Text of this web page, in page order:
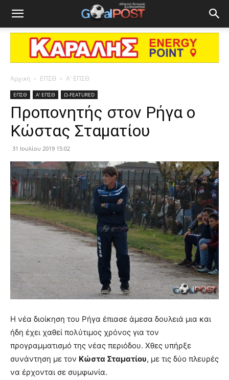
Αρχική ΕΠΣΘ Α' ΕΠΣΘ
ΕΠΣΘ Α' ΕΠΣΘ Ω-FEATURED
Προπονητής στον Ρήγα ο
Κώστας Σταματίου
31 Ιουλίου 2019 15:02
Η νέα διοίκηση του Ρήγα έπιασε άμεσα δουλειά μια και
ήδη έχει χαθεί πολύτιμος χρόνος για τον
προγραμματισμό της νέας περιόδου. Χθες υπήρξε
συνάντηση με τον Κώστα Σταματίου, με τις δύο πλευρές
να έρχονται σε συμφωνία.